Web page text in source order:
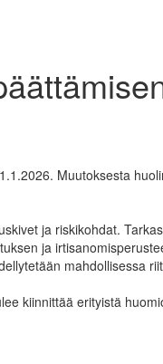
Muutoksesta
ja riskikohdat.
ja
mahdollisessa
kiinnittää erityistä